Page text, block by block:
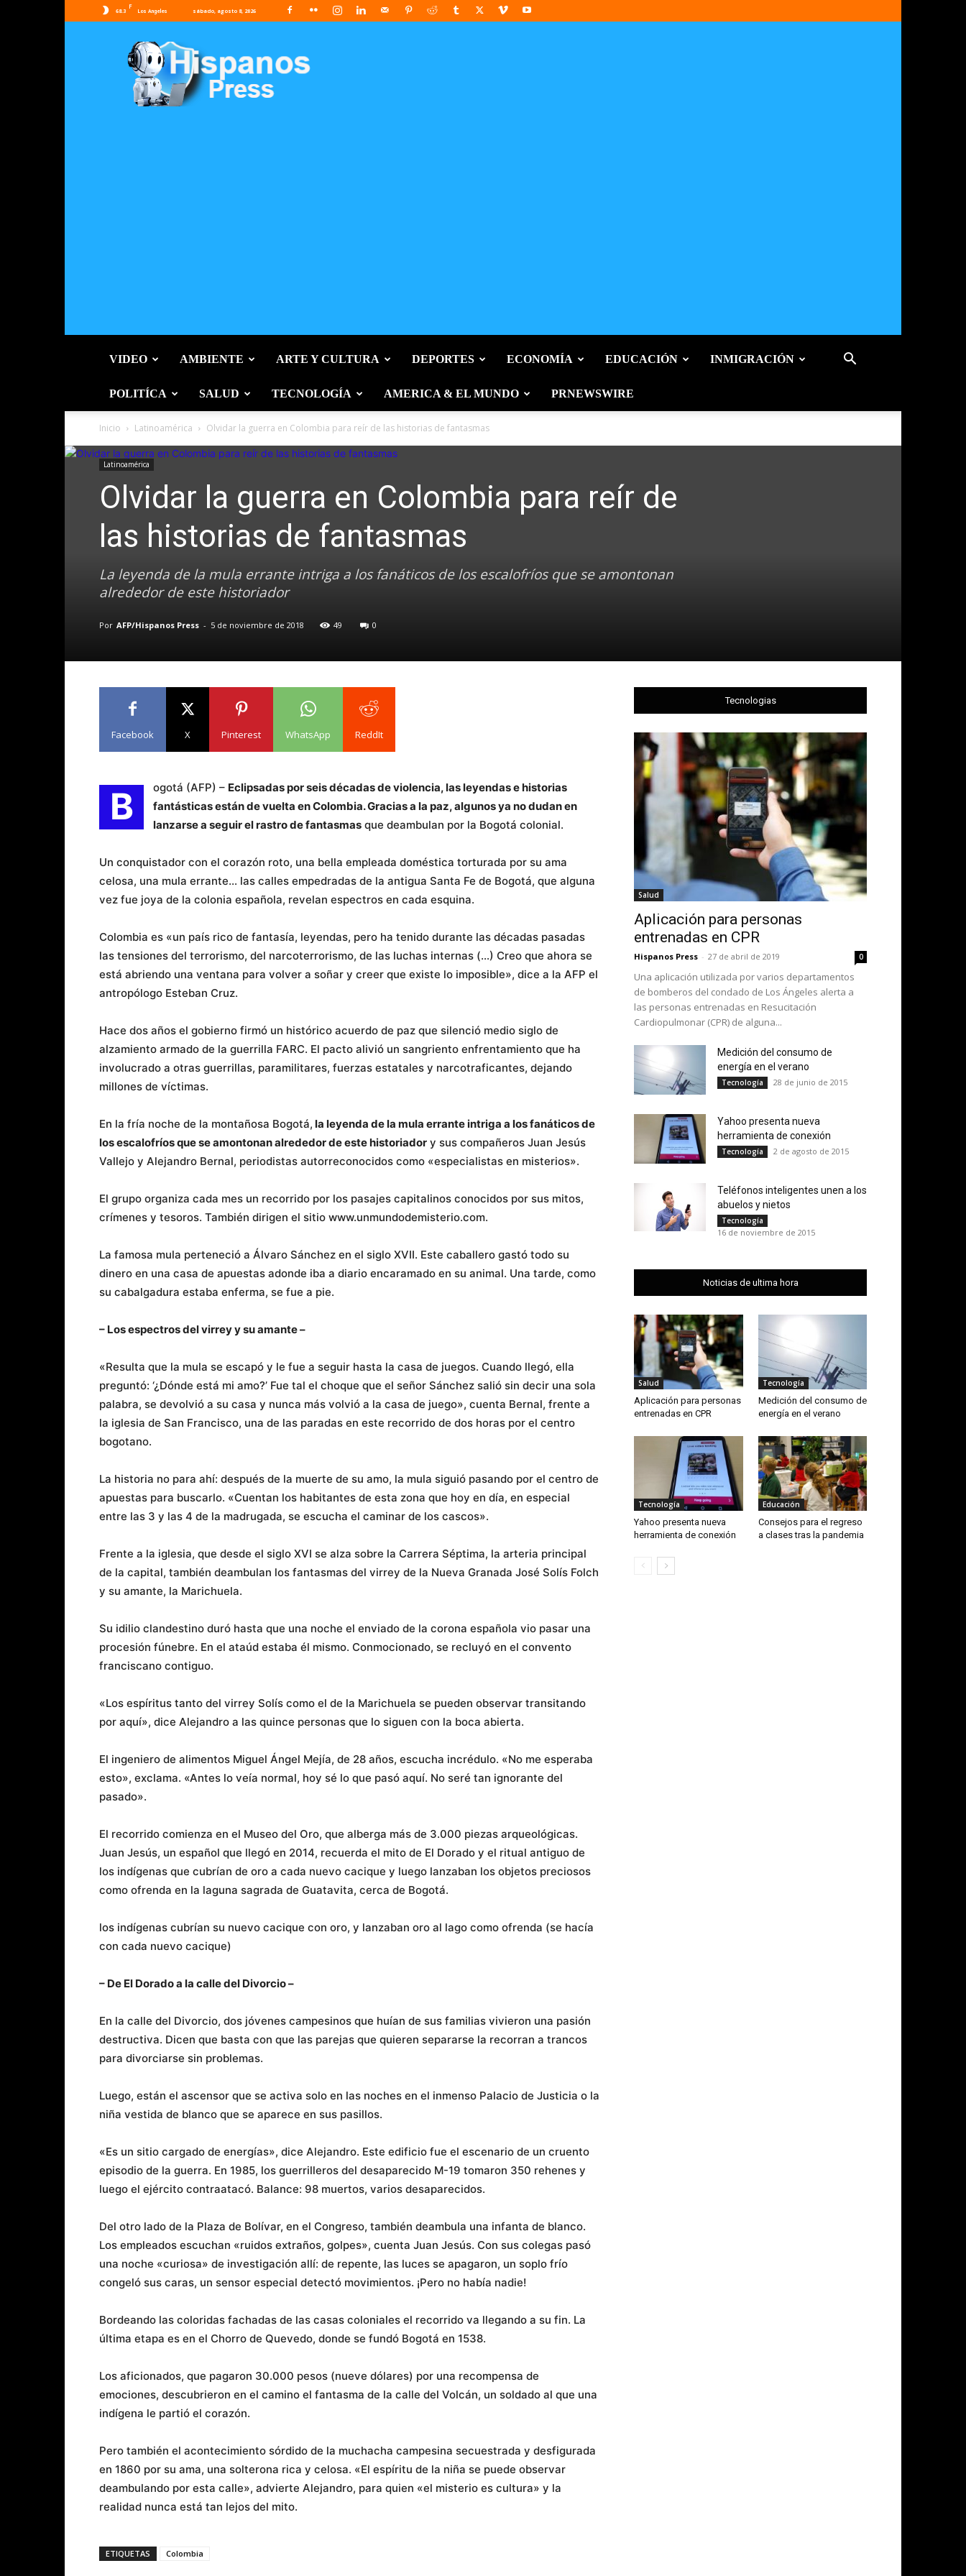
68.3
F
Los Angeles sábado, agosto 8, 2026
Press
VIDEO AMBIENTE ARTE Y CULTURA DEPORTES ECONOMÍA EDUCACIÓN INMIGRACIÓN
POLITÍCA SALUD TECNOLOGÍA AMERICA & EL MUNDO PRNEWSWIRE
Inicio Latinoamérica Olvidar la guerra en Colombia para reír de las historias de fantasmas
Latinoamérica
Olvidar la guerra en Colombia para reír de
las historias de fantasmas
La leyenda de la mula errante intriga a los fanáticos de los escalofríos que se amontonan
alrededor de este historiador
Por AFP/Hispanos Press - 5 de noviembre de 2018 49 0
Facebook X Pinterest WhatsApp ReddIt
B ogotá (AFP) – Eclipsadas por seis décadas de violencia, las leyendas e historias
fantásticas están de vuelta en Colombia. Gracias a la paz, algunos ya no dudan en
lanzarse a seguir el rastro de fantasmas que deambulan por la Bogotá colonial.
Un conquistador con el corazón roto, una bella empleada doméstica torturada por su ama
celosa, una mula errante… las calles empedradas de la antigua Santa Fe de Bogotá, que alguna
vez fue joya de la colonia española, revelan espectros en cada esquina.
Colombia es «un país rico de fantasía, leyendas, pero ha tenido durante las décadas pasadas
las tensiones del terrorismo, del narcoterrorismo, de las luchas internas (…) Creo que ahora se
está abriendo una ventana para volver a soñar y creer que existe lo imposible», dice a la AFP el
antropólogo Esteban Cruz.
Hace dos años el gobierno firmó un histórico acuerdo de paz que silenció medio siglo de
alzamiento armado de la guerrilla FARC. El pacto alivió un sangriento enfrentamiento que ha
involucrado a otras guerrillas, paramilitares, fuerzas estatales y narcotraficantes, dejando
millones de víctimas.
En la fría noche de la montañosa Bogotá, la leyenda de la mula errante intriga a los fanáticos de
los escalofríos que se amontonan alrededor de este historiador y sus compañeros Juan Jesús
Vallejo y Alejandro Bernal, periodistas autorreconocidos como «especialistas en misterios».
El grupo organiza cada mes un recorrido por los pasajes capitalinos conocidos por sus mitos,
crímenes y tesoros. También dirigen el sitio www.unmundodemisterio.com.
La famosa mula perteneció a Álvaro Sánchez en el siglo XVII. Este caballero gastó todo su
dinero en una casa de apuestas adonde iba a diario encaramado en su animal. Una tarde, como
su cabalgadura estaba enferma, se fue a pie.
– Los espectros del virrey y su amante –
«Resulta que la mula se escapó y le fue a seguir hasta la casa de juegos. Cuando llegó, ella
preguntó: ‘¿Dónde está mi amo?’ Fue tal el choque que el señor Sánchez salió sin decir una sola
palabra, se devolvió a su casa y nunca más volvió a la casa de juego», cuenta Bernal, frente a
la iglesia de San Francisco, una de las paradas en este recorrido de dos horas por el centro
bogotano.
La historia no para ahí: después de la muerte de su amo, la mula siguió pasando por el centro de
apuestas para buscarlo. «Cuentan los habitantes de esta zona que hoy en día, en especial
entre las 3 y las 4 de la madrugada, se escucha el caminar de los cascos».
Frente a la iglesia, que desde el siglo XVI se alza sobre la Carrera Séptima, la arteria principal
de la capital, también deambulan los fantasmas del virrey de la Nueva Granada José Solís Folch
y su amante, la Marichuela.
Su idilio clandestino duró hasta que una noche el enviado de la corona española vio pasar una
procesión fúnebre. En el ataúd estaba él mismo. Conmocionado, se recluyó en el convento
franciscano contiguo.
«Los espíritus tanto del virrey Solís como el de la Marichuela se pueden observar transitando
por aquí», dice Alejandro a las quince personas que lo siguen con la boca abierta.
El ingeniero de alimentos Miguel Ángel Mejía, de 28 años, escucha incrédulo. «No me esperaba
esto», exclama. «Antes lo veía normal, hoy sé lo que pasó aquí. No seré tan ignorante del
pasado».
El recorrido comienza en el Museo del Oro, que alberga más de 3.000 piezas arqueológicas.
Juan Jesús, un español que llegó en 2014, recuerda el mito de El Dorado y el ritual antiguo de
los indígenas que cubrían de oro a cada nuevo cacique y luego lanzaban los objetos preciosos
como ofrenda en la laguna sagrada de Guatavita, cerca de Bogotá.
los indígenas cubrían su nuevo cacique con oro, y lanzaban oro al lago como ofrenda (se hacía
con cada nuevo cacique)
– De El Dorado a la calle del Divorcio –
En la calle del Divorcio, dos jóvenes campesinos que huían de sus familias vivieron una pasión
destructiva. Dicen que basta con que las parejas que quieren separarse la recorran a trancos
para divorciarse sin problemas.
Luego, están el ascensor que se activa solo en las noches en el inmenso Palacio de Justicia o la
niña vestida de blanco que se aparece en sus pasillos.
«Es un sitio cargado de energías», dice Alejandro. Este edificio fue el escenario de un cruento
episodio de la guerra. En 1985, los guerrilleros del desaparecido M-19 tomaron 350 rehenes y
luego el ejército contraatacó. Balance: 98 muertos, varios desaparecidos.
Del otro lado de la Plaza de Bolívar, en el Congreso, también deambula una infanta de blanco.
Los empleados escuchan «ruidos extraños, golpes», cuenta Juan Jesús. Con sus colegas pasó
una noche «curiosa» de investigación allí: de repente, las luces se apagaron, un soplo frío
congeló sus caras, un sensor especial detectó movimientos. ¡Pero no había nadie!
Bordeando las coloridas fachadas de las casas coloniales el recorrido va llegando a su fin. La
última etapa es en el Chorro de Quevedo, donde se fundó Bogotá en 1538.
Los aficionados, que pagaron 30.000 pesos (nueve dólares) por una recompensa de
emociones, descubrieron en el camino el fantasma de la calle del Volcán, un soldado al que una
indígena le partió el corazón.
Pero también el acontecimiento sórdido de la muchacha campesina secuestrada y desfigurada
en 1860 por su ama, una solterona rica y celosa. «El espíritu de la niña se puede observar
deambulando por esta calle», advierte Alejandro, para quien «el misterio es cultura» y la
realidad nunca está tan lejos del mito.
ETIQUETAS Colombia
Tecnologias
Salud
Aplicación para personas
entrenadas en CPR
Hispanos Press - 27 de abril de 2019 0
Una aplicación utilizada por varios departamentos
de bomberos del condado de Los Ángeles alerta a
las personas entrenadas en Resucitación
Cardiopulmonar (CPR) de alguna...
Medición del consumo de
energía en el verano
Tecnología 28 de junio de 2015
Yahoo presenta nueva
herramienta de conexión
Tecnología 2 de agosto de 2015
Teléfonos inteligentes unen a los
abuelos y nietos
Tecnología
16 de noviembre de 2015
Noticias de ultima hora
Salud
Aplicación para personas
entrenadas en CPR
Tecnología
Medición del consumo de
energía en el verano
Tecnología
Yahoo presenta nueva
herramienta de conexión
Educación
Consejos para el regreso
a clases tras la pandemia